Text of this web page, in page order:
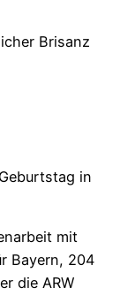
Brisanz
in
mit
Bayern, 204
die ARW